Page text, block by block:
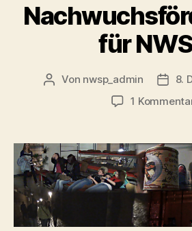
für
Beitragsautor
Von nwsp_admin
8.
1